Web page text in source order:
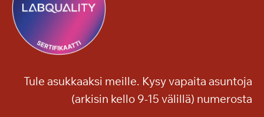
Tule asukkaaksi meille. Kysy vapaita asuntoja
(arkisin kello 9-15 välillä) numerosta